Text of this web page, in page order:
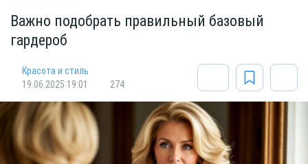
Важно подобрать правильный базовый
гардероб
Красота и стиль
19.06.2025 19:01
274